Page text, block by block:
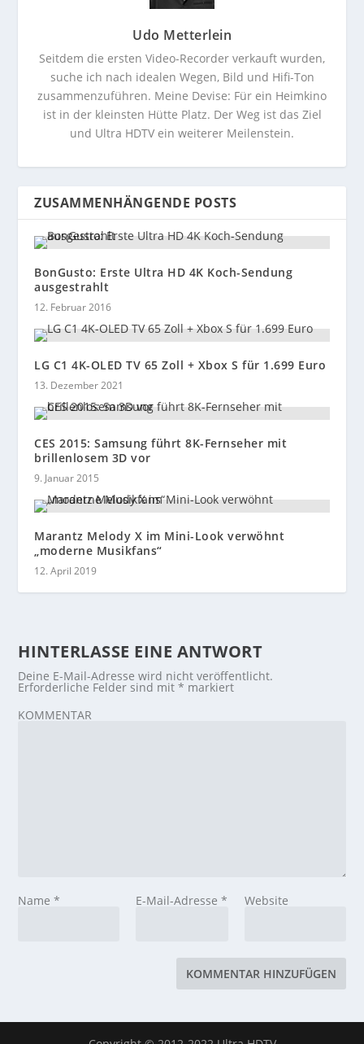
Udo Metterlein
Seitdem die ersten Video-Recorder verkauft wurden,
suche ich nach idealen Wegen, Bild und Hifi-Ton
zusammenzuführen. Meine Devise: Für ein Heimkino
ist in der kleinsten Hütte Platz. Der Weg ist das Ziel
und Ultra HDTV ein weiterer Meilenstein.
ZUSAMMENHÄNGENDE POSTS
BonGusto: Erste Ultra HD 4K Koch-Sendung
ausgestrahlt
12. Februar 2016
LG C1 4K-OLED TV 65 Zoll + Xbox S für 1.699 Euro
13. Dezember 2021
CES 2015: Samsung führt 8K-Fernseher mit
brillenlosem 3D vor
9. Januar 2015
Marantz Melody X im Mini-Look verwöhnt
„moderne Musikfans“
12. April 2019
HINTERLASSE EINE ANTWORT
Deine E-Mail-Adresse wird nicht veröffentlicht.
Erforderliche Felder sind mit* markiert
KOMMENTAR
Name* E-Mail-Adresse * Website